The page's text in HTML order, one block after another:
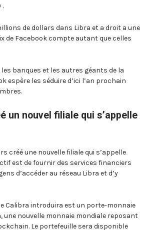
.
de dollars dans Libra et a droit a une
de Facebook compte autant que celles
banques et les autres géants de la
espère les séduire d’ici l’an prochain
un nouvel filiale qui s’appelle
créé une nouvelle filiale qui s’appelle
est de fournir des services financiers
d’accéder au réseau Libra et d’y
Calibra introduira est un porte-monnaie
une nouvelle monnaie mondiale reposant
Le portefeuille sera disponible